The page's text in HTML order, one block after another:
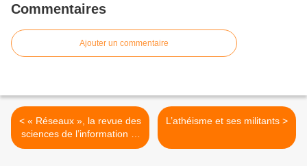
Commentaires
Ajouter un commentaire
< « Réseaux », la revue des
sciences de l’information et
de la communication : la
L’athéisme et ses militants >